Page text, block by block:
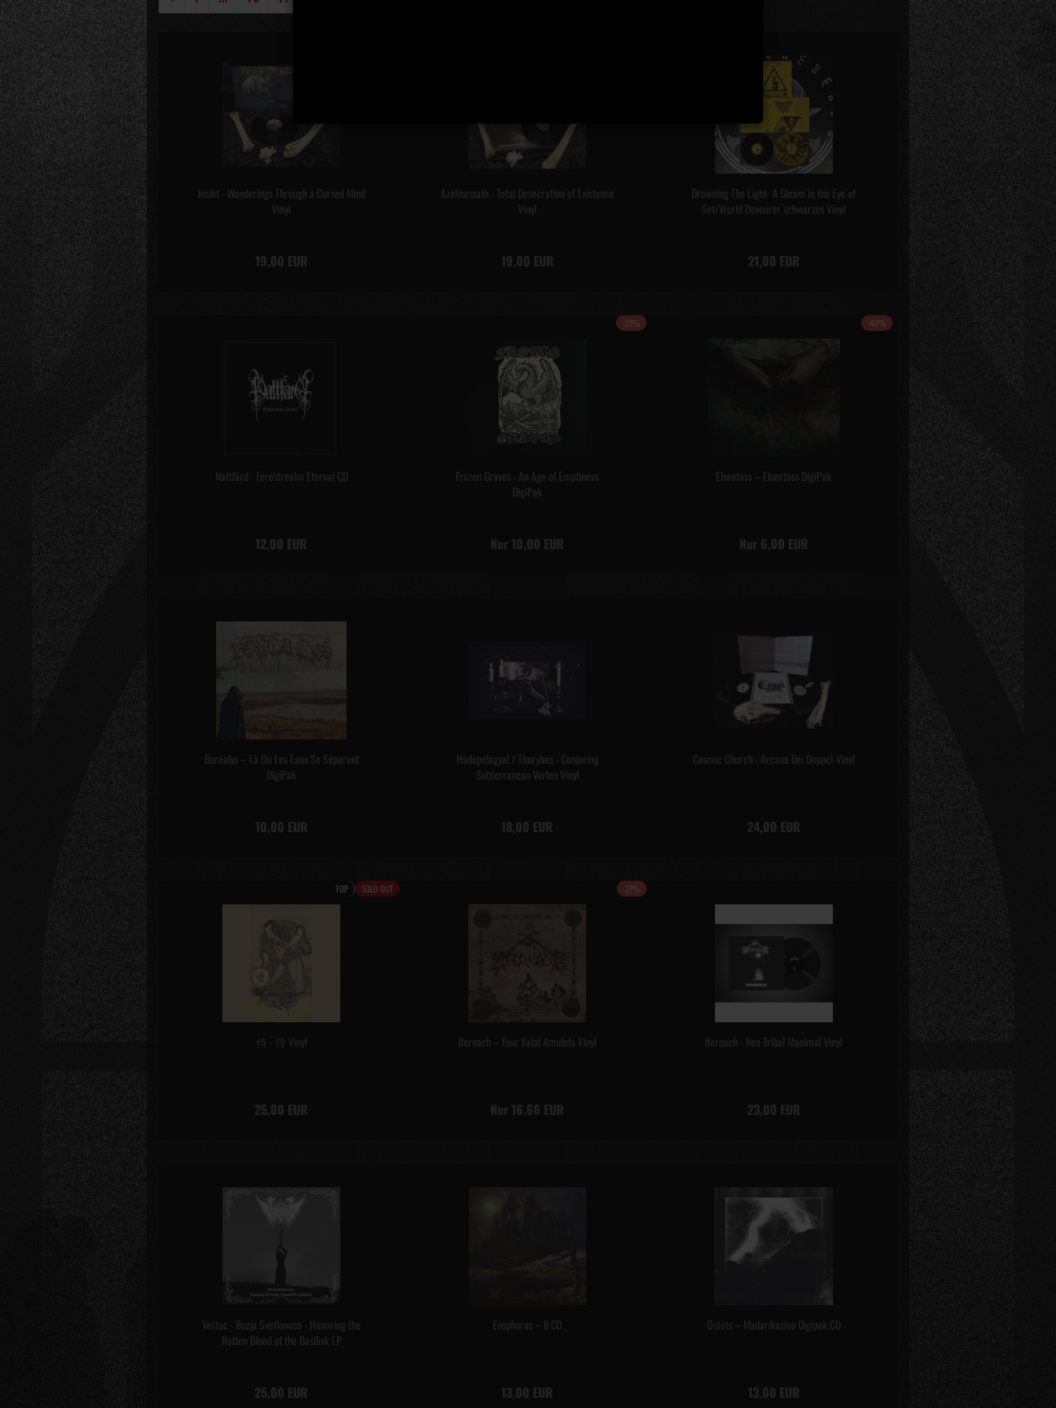
Insikt - Wanderings Through a Cursed Mind
Vinyl
19,00 EUR
Azelisassath - Total Desecration of Existence
Vinyl
19,00 EUR
Drowning The Light- A Gleam in the Eye of
Set/World Devourer schwarzes Vinyl
21,00 EUR
Nattfärd - Forestrealm Eternal CD
12,00 EUR
-23%
Frozen Graves - An Age of Emptiness
DigiPak
Nur 10,00 EUR
-40%
Elseetoss – Elseetoss DigiPak
Nur 6,00 EUR
Boréalys – Là Où Les Eaux Se Séparent
DigiPak
10,00 EUR
Hadopelagyal / Thorybos - Conjuring
Subterranean Vortex Vinyl
18,00 EUR
Cosmic Church - Arcana Dei Doppel-Vinyl
24,00 EUR
TOP SOLD OUT
侍 - 侍 Vinyl
25,00 EUR
-27%
Ifernach – Four Fatal Amulets Vinyl
Nur 16,66 EUR
Ifernach - Neo Tribal Manimal Vinyl
23,00 EUR
Veštac - Bozja Svetlonoso - Honoring the
Rotten Blood of the Basilisk LP
25,00 EUR
Eosphoros – II CD
13,00 EUR
Ostots – Madarikazioa Digipak CD
13,00 EUR